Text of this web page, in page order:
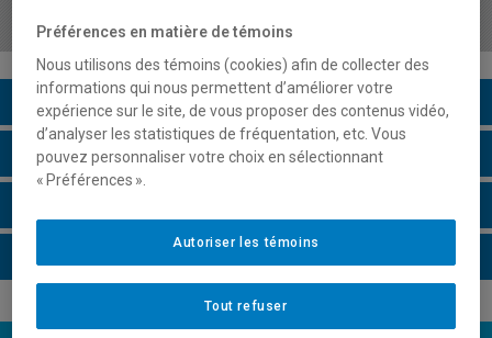
Description du cours
Horaire - Été 2026
Préférences en matière de témoins
Nous utilisons des témoins (cookies) afin de collecter des
informations qui nous permettent d’améliorer votre
expérience sur le site, de vous proposer des contenus vidéo,
d’analyser les statistiques de fréquentation, etc. Vous
pouvez personnaliser votre choix en sélectionnant
« Préférences ».
Tout refuser
Autoriser les témoins